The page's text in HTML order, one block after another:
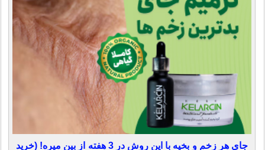
جای هر زخم و بخیه با این روش در 3 هفته از بین میره! (خرید